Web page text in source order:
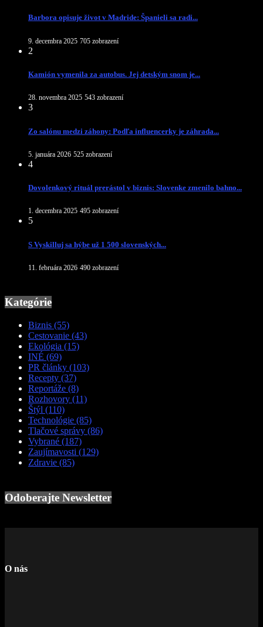
Barbora opisuje život v Madride: Španieli sa radi...
9. decembra 2025 705 zobrazení
2
Kamión vymenila za autobus. Jej detským snom je...
28. novembra 2025 543 zobrazení
3
Zo salónu medzi záhony: Podľa influencerky je záhrada...
5. januára 2026 525 zobrazení
4
Dovolenkový rituál prerástol v biznis: Slovenke zmenilo bahno...
1. decembra 2025 495 zobrazení
5
S Vyskilluj sa hýbe už 1 500 slovenských...
11. februára 2026 490 zobrazení
Kategórie
Biznis (55)
Cestovanie (43)
Ekológia (15)
INÉ (69)
PR články (103)
Recepty (37)
Reportáže (8)
Rozhovory (11)
Štýl (110)
Technológie (85)
Tlačové správy (86)
Vybrané (187)
Zaujímavosti (129)
Zdravie (85)
Odoberajte Newsletter
O nás